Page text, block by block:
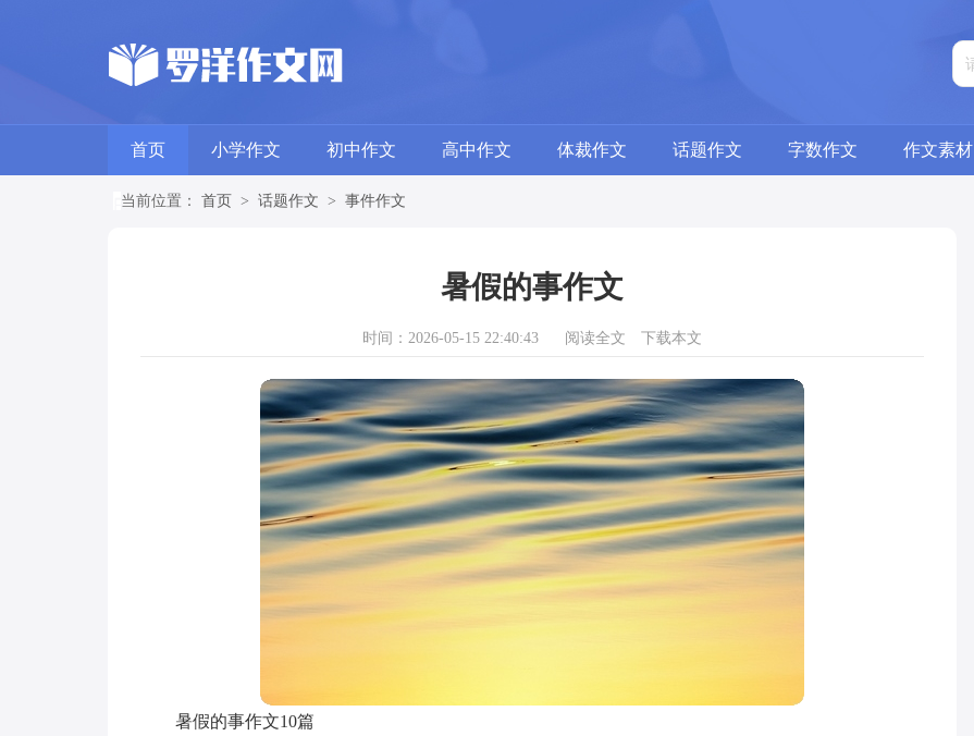
首页 小学作文 初中作文 高中作文 体裁作文 话题作文 字数作文 作文素材
当前位置： 首页 > 话题作文 > 事件作文
暑假的事作文
时间：2026-05-15 22:40:43 阅读全文 下载本文
暑假的事作文10篇